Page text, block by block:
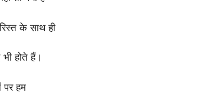
के साथ ही
होते हैं।
पर हम